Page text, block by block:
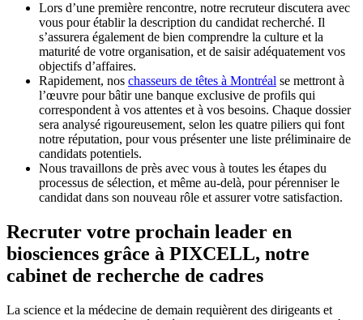
Lors d’une première rencontre, notre recruteur discutera avec
vous pour établir la description du candidat recherché. Il
s’assurera également de bien comprendre la culture et la
maturité de votre organisation, et de saisir adéquatement vos
objectifs d’affaires.
Rapidement, nos chasseurs de têtes à Montréal se mettront à
l’œuvre pour bâtir une banque exclusive de profils qui
correspondent à vos attentes et à vos besoins. Chaque dossier
sera analysé rigoureusement, selon les quatre piliers qui font
notre réputation, pour vous présenter une liste préliminaire de
candidats potentiels.
Nous travaillons de près avec vous à toutes les étapes du
processus de sélection, et même au-delà, pour pérenniser le
candidat dans son nouveau rôle et assurer votre satisfaction.
Recruter votre prochain leader en
biosciences grâce à PIXCELL, notre
cabinet de recherche de cadres
La science et la médecine de demain requièrent des dirigeants et